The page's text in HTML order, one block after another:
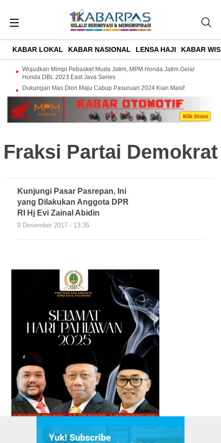
KABAR LOKAL KABAR NASIONAL LENSA HAJI KABAR
Wujudkan Mimpi Pebasket Muda Jatim, MPM Honda Jatim Gelar
Honda DBL 2023 East Java Series
Dukungan Mas Dion Maju Cabup Pasuruan 2024 Kian Masif
Fraksi Partai Demokrat
Kunjungi Pasar Pasrepan, Ini
yang Dilakukan Anggota DPR
RI Hj Evi Zainal Abidin
9 Desember 2017 - 13:35